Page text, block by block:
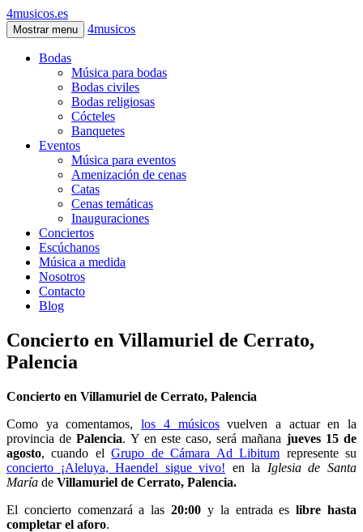
4musicos.es
Mostrar menu 4musicos
Bodas
Música para bodas
Bodas civiles
Bodas religiosas
Cócteles
Banquetes
Eventos
Música para eventos
Amenización de cenas
Catas
Cenas temáticas
Inauguraciones
Conciertos
Escúchanos
Música a medida
Nosotros
Contacto
Blog
Concierto en Villamuriel de Cerrato,
Palencia
Concierto en Villamuriel de Cerrato, Palencia
Como ya comentamos,los 4 músicosvuelven a actuar en la
provincia dePalencia. Y en este caso, será mañana jueves 15 de
agosto, cuando elGrupo de Cámara Ad Libitum represente su
concierto ¡Aleluya, Haendel sigue vivo! en la Iglesia de Santa
María de Villamuriel de Cerrato, Palencia.
El concierto comenzará a las20:00 y la entrada eslibre hasta
completar el aforo.